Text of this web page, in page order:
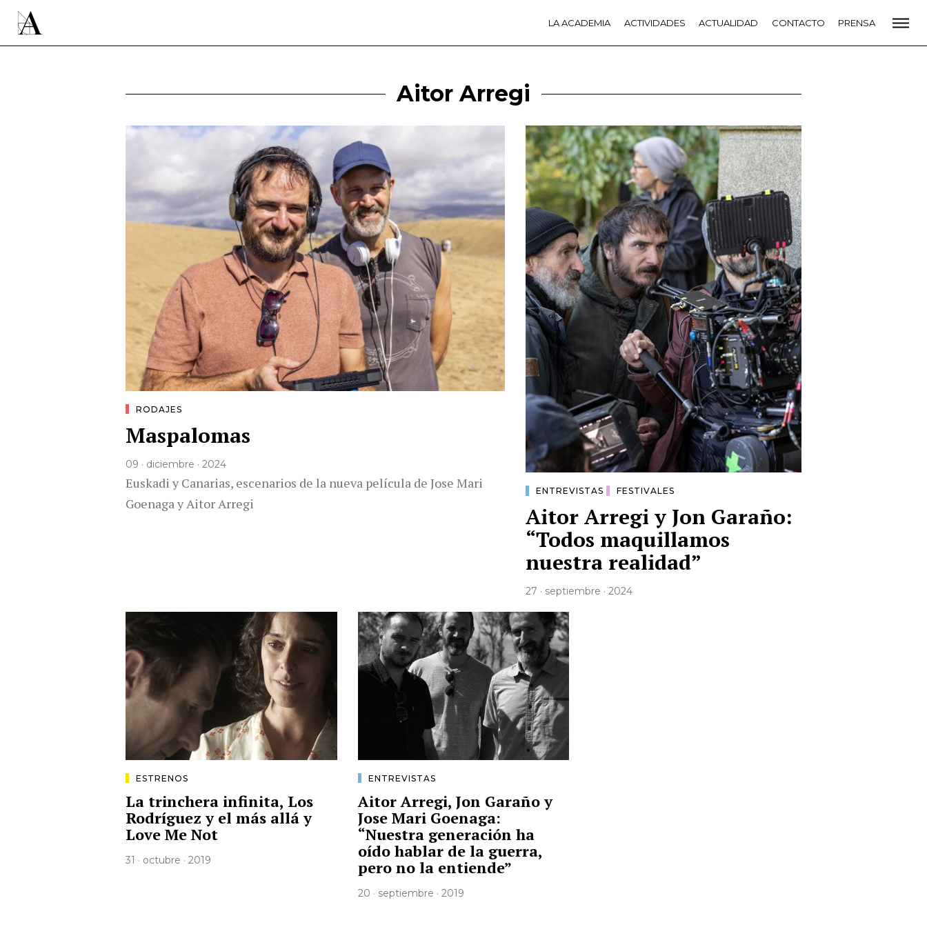
LA ACADEMIA ACTIVIDADES ACTUALIDAD CONTACTO PRENSA
Aitor Arregi
RODAJES
Maspalomas
09 · diciembre · 2024
Euskadi y Canarias, escenarios de la nueva película de Jose Mari
Goenaga y Aitor Arregi
ENTREVISTAS FESTIVALES
Aitor Arregi y Jon Garaño:
“Todos maquillamos
nuestra realidad”
27 · septiembre · 2024
ESTRENOS
La trinchera infinita, Los
Rodríguez y el más allá y
Love Me Not
31 · octubre · 2019
ENTREVISTAS
Aitor Arregi, Jon Garaño y
Jose Mari Goenaga:
“Nuestra generación ha
oído hablar de la guerra,
pero no la entiende”
20 · septiembre · 2019
LA ACADEMIA PREMIOS GOYA FUNDACIÓN
CONTACTO